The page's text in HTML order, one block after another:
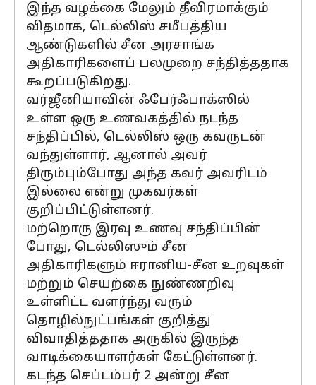
இந்த வழக்கை மேலும் தீவிரமாக்கும்
விதமாக, டெல்லிஸ் சமீபத்திய
ஆண்டுகளில் சீன அரசாங்க
அதிகாரிகளைப் பலமுறை சந்தித்ததாக
கூறப்படுகிறது.
வர்ஜீனியாவின் ஃபேர்ஃபாக்ஸில்
உள்ள ஒரு உணவகத்தில் நடந்த
சந்திப்பில், டெல்லிஸ் ஒரு கவருடன்
வந்துள்ளார், ஆனால் அவர்
திரும்பும்போது அந்த கவர் அவரிடம்
இல்லை என்று முகவர்கள்
குறிப்பிட்டுள்ளனர்.
மற்றொரு இரவு உணவு சந்திப்பின்
போது, டெல்லிஸும் சீன
அதிகாரிகளும் ஈரானிய-சீன உறவுகள்
மற்றும் செயற்கை நுண்ணறிவு
உள்ளிட்ட வளர்ந்து வரும்
தொழில்நுட்பங்கள் குறித்து
விவாதித்ததாக அருகில் இருந்த
வாடிக்கையாளர்கள் கேட்டுள்ளனர்.
கடந்த செப்டம்பர் 2 அன்று சீன